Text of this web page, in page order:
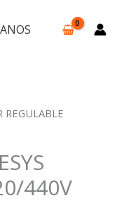
REGULABLE
440V